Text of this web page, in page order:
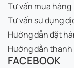
Tư vấn mua hàng
Tư vấn sử dụng
Hướng dẫn đặt
Hướng dẫn
FACEBOOK